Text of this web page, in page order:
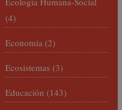
(4)
Economía (2)
Ecosistemas (3)
Educación (143)